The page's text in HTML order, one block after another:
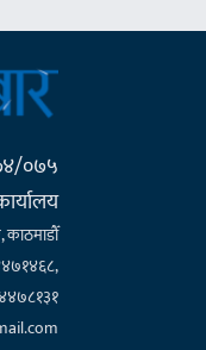
०७५
काठमाडौँ